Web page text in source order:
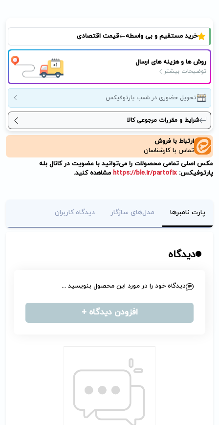
خرید مستقیم و بی واسطه قیمت اقتصادی
روش ها و هزینه های ارسال
توضیحات بیشتر
تحویل حضوری در شعب پارتوفیکس
شرایط و مقررات مرجوعی کالا
ارتباط با فروش
تماس با کارشناسان
عکس اصلی تمامی محصولات را می‌توانید با عضویت در کانال بله
پارتوفیکس: https://ble.ir/partofix مشاهده کنید.
پارت نامبرها مدل‌های سازگار دیدگاه کاربران
دیدگاه
دیدگاه خود را در مورد این محصول بنویسید ...
افزودن دیدگاه +